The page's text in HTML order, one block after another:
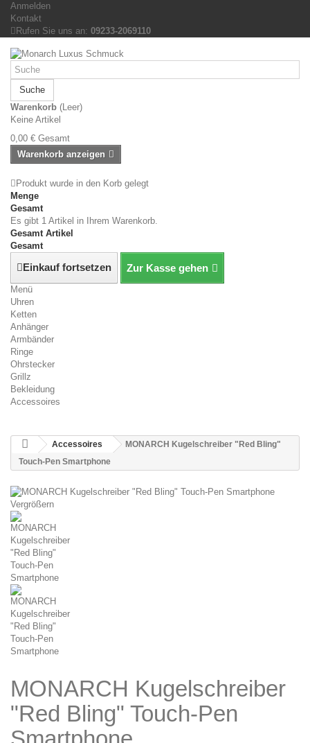
Anmelden
Kontakt
Rufen Sie uns an: 09233-2069110
Suche
Warenkorb (Leer)
Keine Artikel
0,00 € Gesamt
Warenkorb anzeigen
Produkt wurde in den Korb gelegt
Menge
Gesamt
Es gibt 1 Artikel in Ihrem Warenkorb.
Gesamt Artikel
Gesamt
Einkauf fortsetzen Zur Kasse gehen
Menü
Uhren
Ketten
Anhänger
Armbänder
Ringe
Ohrstecker
Grillz
Bekleidung
Accessoires
Accessoires
MONARCH Kugelschreiber "Red Bling"
Touch-Pen Smartphone
Vergrößern
MONARCH Kugelschreiber
"Red Bling" Touch-Pen